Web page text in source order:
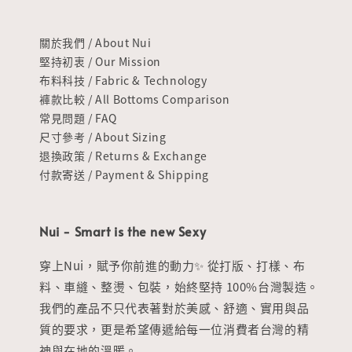
關於我們 / About Nui
堅持初衷 / Our Mission
布料科技 / Fabric & Technology
褲款比較 / All Bottoms Comparison
常見問題 / FAQ
尺寸參考 / About Sizing
退換政策 / Returns & Exchange
付款寄送 / Payment & Shipping
Nui - Smart is the new Sexy
穿上Nui，賦予你前進的動力✨ 從打版、打樣、布
料、車縫、整燙、包裝，始終堅持 100%台灣製造。
我們的產品不只代表著對於美感、舒適、實用與品
質的要求，更是希望傳遞給每一位消費者台灣的精